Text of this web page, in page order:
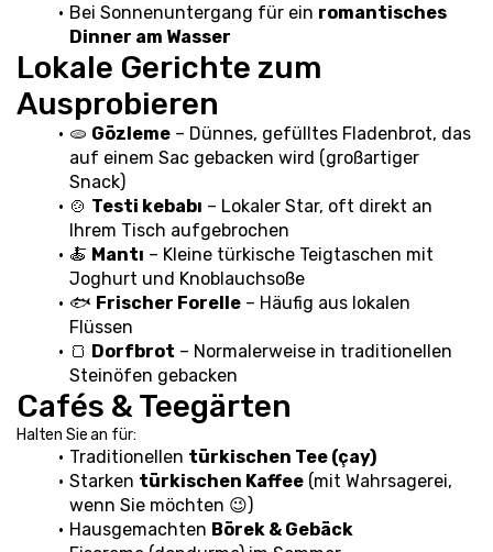
Bei Sonnenuntergang für ein romantisches
Dinner am Wasser
Lokale Gerichte zum
Ausprobieren
🫓 Gözleme – Dünnes, gefülltes Fladenbrot, das
auf einem Sac gebacken wird (großartiger
Snack)
🍲 Testi kebabı – Lokaler Star, oft direkt an
Ihrem Tisch aufgebrochen
🍝 Mantı – Kleine türkische Teigtaschen mit
Joghurt und Knoblauchsoße
🐟 Frischer Forelle – Häufig aus lokalen
Flüssen
🍞 Dorfbrot – Normalerweise in traditionellen
Steinöfen gebacken
Cafés & Teegärten
Halten Sie an für:
Traditionellen türkischen Tee (çay)
Starken türkischen Kaffee (mit Wahrsagerei,
wenn Sie möchten 😉)
Hausgemachten Börek & Gebäck